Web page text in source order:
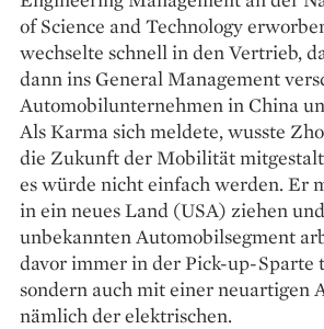
of Science and Technology
wechselte schnell in den Vertrieb,
dann ins General Management
Automobilunternehmen in China
Als Karma sich meldete, ­wusste
die Zukunft der Mobilität
es würde nicht einfach werden. Er
in ein neues Land (USA) ziehen
unbekannten Automobilsegment
davor immer in der Pick-up-Sparte
sondern auch mit einer neuartigen
nämlich der elektrischen.